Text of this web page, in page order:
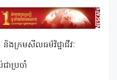
ងក្រមសីលធម៌វិជ្ជាជីវៈ
ាប្រចាំ